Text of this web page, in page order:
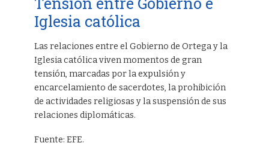
Iglesia católica
Las relaciones entre el Gobierno de Ortega y la
Iglesia católica viven momentos de gran
tensión, marcadas por la expulsión y
encarcelamiento de sacerdotes, la prohibición
de actividades religiosas y la suspensión de sus
relaciones diplomáticas.
Fuente: EFE.